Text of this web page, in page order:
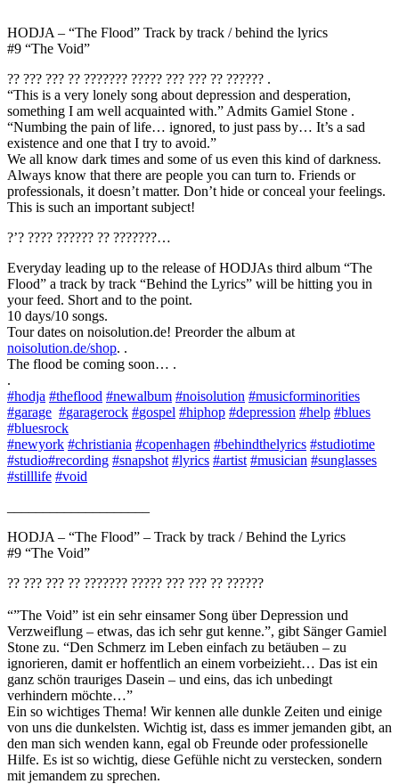
HODJA – “The Flood” Track by track / behind the lyrics
#9 “The Void”
?? ??? ??? ?? ??????? ????? ??? ??? ?? ?????? .
“This is a very lonely song about depression and desperation,
something I am well acquainted with.” Admits Gamiel Stone .
“Numbing the pain of life… ignored, to just pass by… It’s a sad
existence and one that I try to avoid.”
We all know dark times and some of us even this kind of darkness.
Always know that there are people you can turn to. Friends or
professionals, it doesn’t matter. Don’t hide or conceal your feelings.
This is such an important subject!
?’? ???? ?????? ?? ???????…
Everyday leading up to the release of HODJAs third album “The
Flood” a track by track “Behind the Lyrics” will be hitting you in
your feed. Short and to the point.
10 days/10 songs.
Tour dates on noisolution.de! Preorder the album at
noisolution.de/shop. .
The flood be coming soon… .
.
#hodja #theflood #newalbum #noisolution #musicforminorities
#garage #garagerock #gospel #hiphop #depression #help #blues
#bluesrock
#newyork #christiania #copenhagen #behindthelyrics #studiotime
#studio#recording #snapshot #lyrics #artist #musician #sunglasses
#stilllife #void
HODJA – “The Flood” – Track by track / Behind the Lyrics
#9 “The Void”
?? ??? ??? ?? ??????? ????? ??? ??? ?? ??????
“”The Void” ist ein sehr einsamer Song über Depression und
Verzweiflung – etwas, das ich sehr gut kenne.”, gibt Sänger Gamiel
Stone zu. “Den Schmerz im Leben einfach zu betäuben – zu
ignorieren, damit er hoffentlich an einem vorbeizieht… Das ist ein
ganz schön trauriges Dasein – und eins, das ich unbedingt
verhindern möchte…”
Ein so wichtiges Thema! Wir kennen alle dunkle Zeiten und einige
von uns die dunkelsten. Wichtig ist, dass es immer jemanden gibt, an
den man sich wenden kann, egal ob Freunde oder professionelle
Hilfe. Es ist so wichtig, diese Gefühle nicht zu verstecken, sondern
mit jemandem zu sprechen.